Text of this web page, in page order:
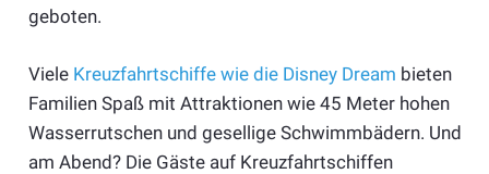
geboten.
Viele Kreuzfahrtschiffe wie die Disney Dream bieten
Familien Spaß mit Attraktionen wie 45 Meter hohen
Wasserrutschen und gesellige Schwimmbädern. Und
am Abend? Die Gäste auf Kreuzfahrtschiffen